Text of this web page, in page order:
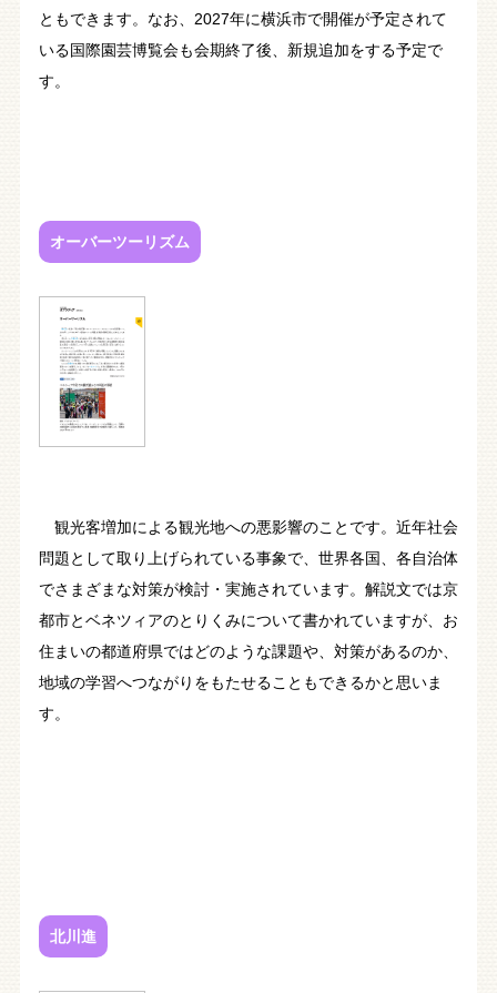
ともできます。なお、2027年に横浜市で開催が予定されて
いる国際園芸博覧会も会期終了後、新規追加をする予定で
す。
オーバーツーリズム
観光客増加による観光地への悪影響のことです。近年社会
問題として取り上げられている事象で、世界各国、各自治体
でさまざまな対策が検討・実施されています。解説文では京
都市とベネツィアのとりくみについて書かれていますが、お
住まいの都道府県ではどのような課題や、対策があるのか、
地域の学習へつながりをもたせることもできるかと思いま
す。
北川進